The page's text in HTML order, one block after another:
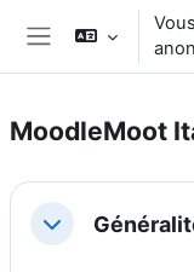
Passer au contenu
Panneau latéral
MoodleMoot
Résumé de
Replier